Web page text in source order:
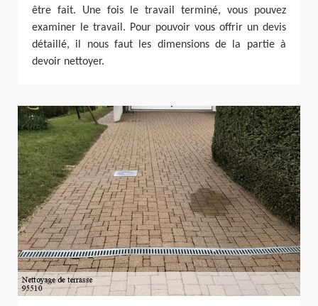
être fait. Une fois le travail terminé, vous pouvez
examiner le travail. Pour pouvoir vous offrir un devis
détaillé, il nous faut les dimensions de la partie à
devoir nettoyer.